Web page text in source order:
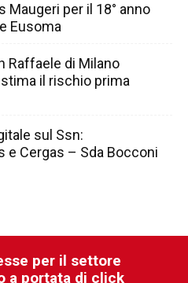
Maugeri per il 18° anno
Eusoma
Raffaele di Milano
il rischio prima
sul Ssn:
e Cergas – Sda Bocconi
per il settore
a portata di click